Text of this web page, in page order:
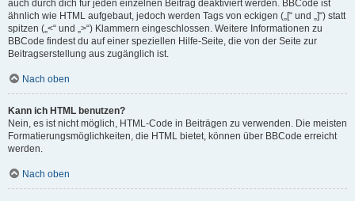
auch durch dich für jeden einzelnen Beitrag deaktiviert werden. BBCode ist
ähnlich wie HTML aufgebaut, jedoch werden Tags von eckigen („[“ und „]“) statt
spitzen („<“ und „>“) Klammern eingeschlossen. Weitere Informationen zu
BBCode findest du auf einer speziellen Hilfe-Seite, die von der Seite zur
Beitragserstellung aus zugänglich ist.
Nach oben
Kann ich HTML benutzen?
Nein, es ist nicht möglich, HTML-Code in Beiträgen zu verwenden. Die meisten
Formatierungsmöglichkeiten, die HTML bietet, können über BBCode erreicht
werden.
Nach oben